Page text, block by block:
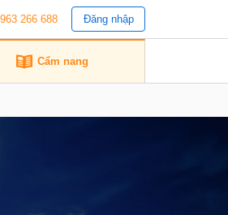
266 688 Đăng nhập
Cẩm nang